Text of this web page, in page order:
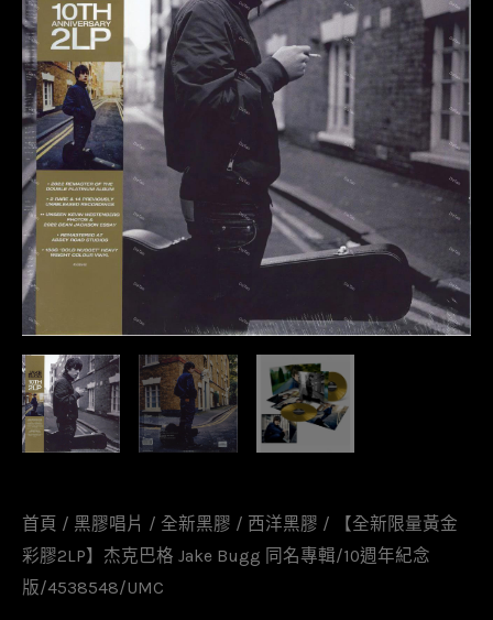
首頁 / 黑膠唱片 / 全新黑膠 / 西洋黑膠 / 【全新限量黃金
彩膠2LP】杰克巴格 Jake Bugg 同名專輯/10週年紀念
版/4538548/UMC